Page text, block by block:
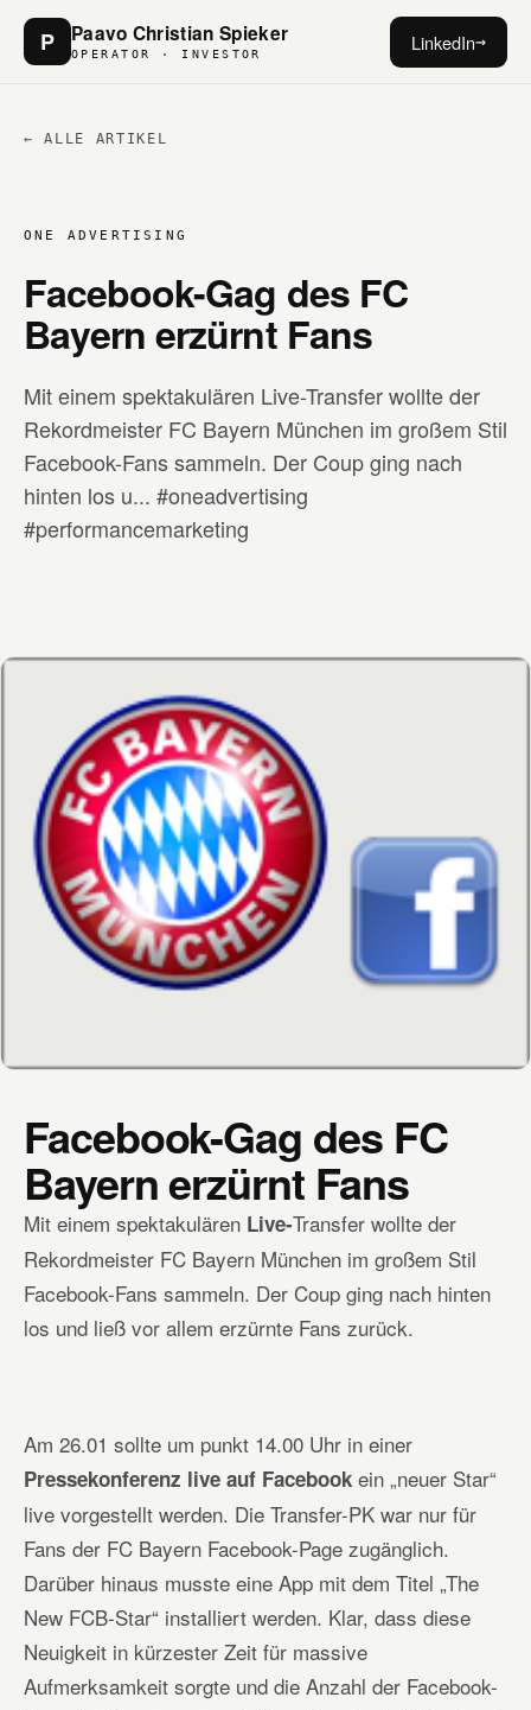
P Paavo Christian Spieker
OPERATOR · INVESTOR LinkedIn→
← ALLE ARTIKEL
ONE ADVERTISING
Facebook-Gag des FC
Bayern erzürnt Fans
Mit einem spektakulären Live-Transfer wollte der
Rekordmeister FC Bayern München im großem Stil
Facebook-Fans sammeln. Der Coup ging nach
hinten los u... #oneadvertising
#performancemarketing
Facebook-Gag des FC
Bayern erzürnt Fans
Mit einem spektakulären Live-Transfer wollte der
Rekordmeister FC Bayern München im großem Stil
Facebook-Fans sammeln. Der Coup ging nach hinten
los und ließ vor allem erzürnte Fans zurück.
Am 26.01 sollte um punkt 14.00 Uhr in einer
Pressekonferenz live auf Facebook ein „neuer Star“
live vorgestellt werden. Die Transfer-PK war nur für
Fans der FC Bayern Facebook-Page zugänglich.
Darüber hinaus musste eine App mit dem Titel „The
New FCB-Star“ installiert werden. Klar, dass diese
Neuigkeit in kürzester Zeit für massive
Aufmerksamkeit sorgte und die Anzahl der Facebook-